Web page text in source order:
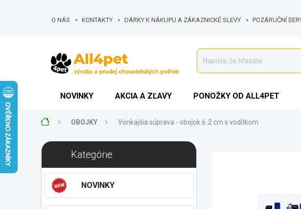
O NÁS KONTAKTY DÁRKY K NÁKUPU A ZÁKAZNICKÉ SLEVY POZÁRUČNÍ
NOVINKY AKCIA A ZĽAVY PONOŽKY OD ALL4PET
DomovOBOJKY Vonkajšia súprava - obojok š. 2 cm s vodítkom
B
č
Preskočiť
kategórieKategórie
NOVINKY